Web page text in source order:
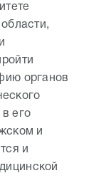
органов
его
и
и